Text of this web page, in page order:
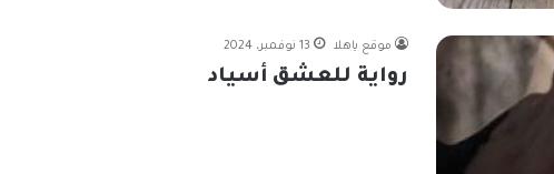
موقع ياهلا 13 نوفمبر، 2024
رواية للعشق أسياد